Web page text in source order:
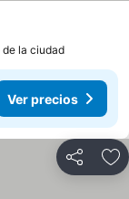
de la ciudad
Ver precios
Compartir